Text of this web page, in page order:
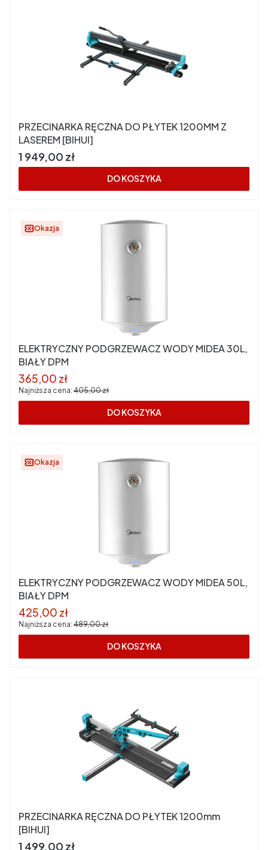
PRZECINARKA RĘCZNA DO PŁYTEK 1200MM Z
LASEREM [BIHUI]
Cena
1 949,00 zł
DO KOSZYKA
Okazja
ELEKTRYCZNY PODGRZEWACZ WODY MIDEA 30L,
BIAŁY DPM
Cena promocyjna
365,00 zł
Najniższa cena: 405,00 zł
DO KOSZYKA
Okazja
ELEKTRYCZNY PODGRZEWACZ WODY MIDEA 50L,
BIAŁY DPM
Cena promocyjna
425,00 zł
Najniższa cena: 489,00 zł
DO KOSZYKA
PRZECINARKA RĘCZNA DO PŁYTEK 1200mm
[BIHUI]
Cena
1 499,00 zł